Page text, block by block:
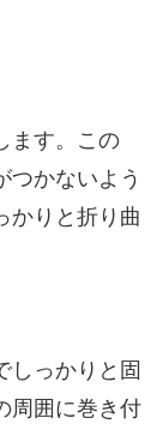
ます。この
つかないよう
かりと折り曲
しっかりと固
周囲に巻き付